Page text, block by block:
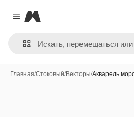
Close menu
Magnific
Главная/Стоковый/Векторы/Акварель